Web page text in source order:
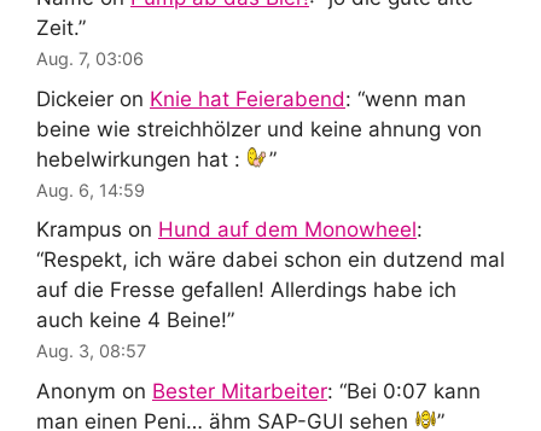
Zeit.”
Aug. 7, 03:06
Dickeier on Knie hat Feierabend: “wenn man
beine wie streichhölzer und keine ahnung von
hebelwirkungen hat :
”
Aug. 6, 14:59
Krampus on Hund auf dem Monowheel:
“Respekt, ich wäre dabei schon ein dutzend mal
auf die Fresse gefallen! Allerdings habe ich
auch keine 4 Beine!”
Aug. 3, 08:57
Anonym on Bester Mitarbeiter: “Bei 0:07 kann
man einen Peni… ähm SAP-GUI sehen
”